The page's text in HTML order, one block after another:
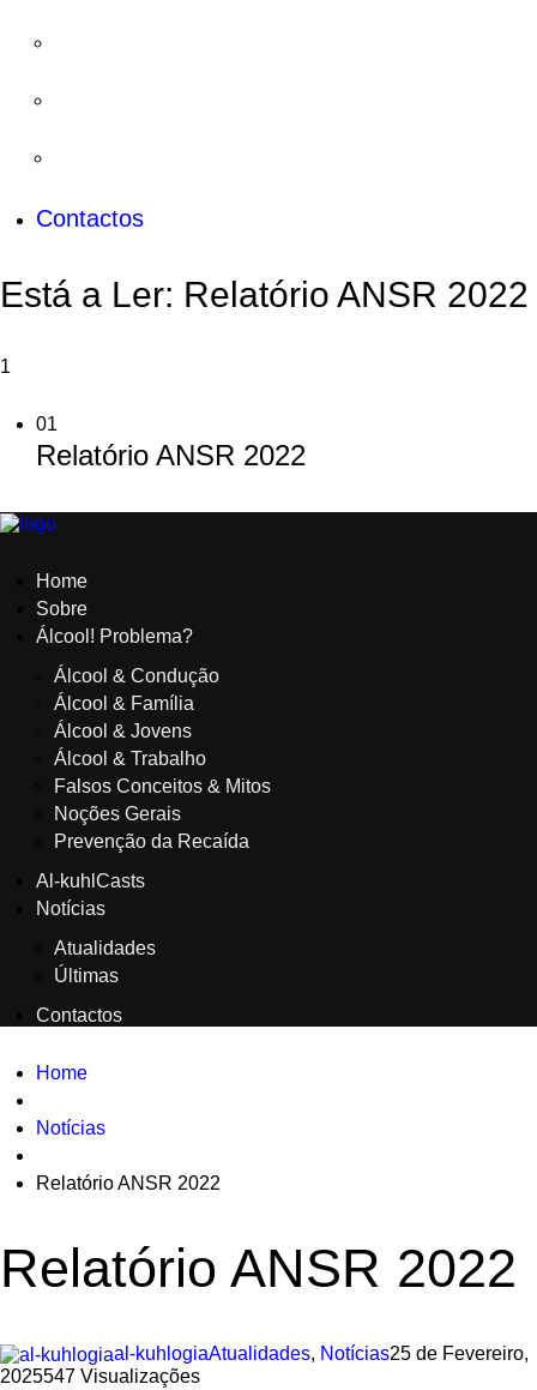
Contactos
Está a Ler: Relatório ANSR 2022
1
01
Relatório ANSR 2022
Home
Sobre
Álcool! Problema?
Álcool & Condução
Álcool & Família
Álcool & Jovens
Álcool & Trabalho
Falsos Conceitos & Mitos
Noções Gerais
Prevenção da Recaída
Al-kuhlCasts
Notícias
Atualidades
Últimas
Contactos
Home
Notícias
Relatório ANSR 2022
Relatório ANSR 2022
al-kuhlogiaAtualidades, Notícias25 de Fevereiro,
2025547 Visualizações